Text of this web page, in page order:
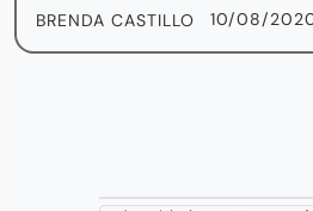
BRENDA CASTILLO 10/08/